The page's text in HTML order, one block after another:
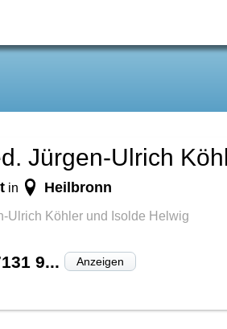
Jürgen-Ulrich
in Heilbronn
Ulrich Köhler und Isolde Helwig
9... Anzeigen